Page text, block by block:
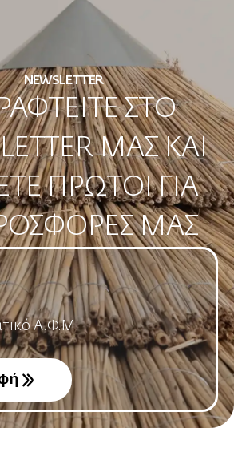
NEWSLETTER
ΣΤΟ
ΜΑΣ ΚΑΙ
ΠΡΩΤΟΙ ΓΙΑ
ΜΑΣ